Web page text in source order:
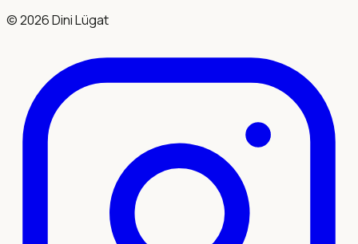
©2026Dini Lügat